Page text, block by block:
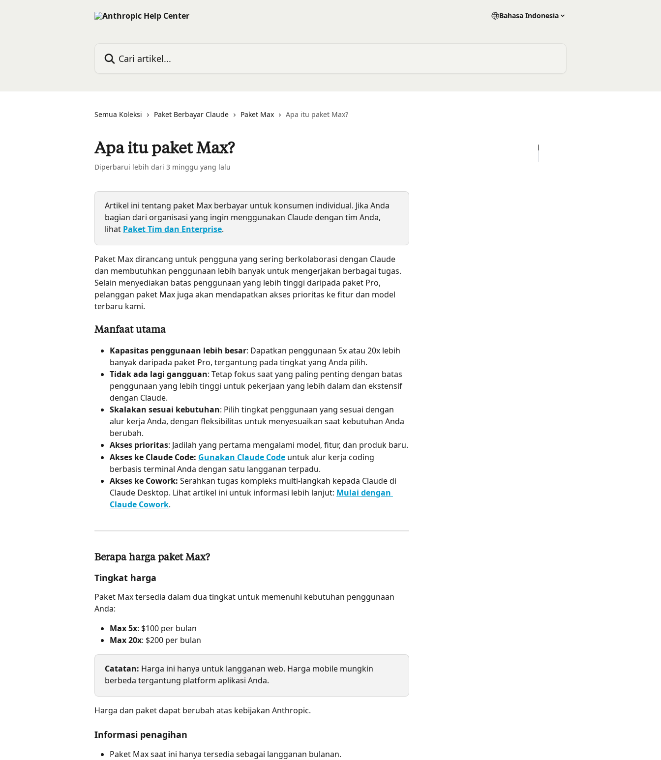
Bahasa Indonesia
Semua Koleksi Paket Berbayar Claude Paket Max Apa itu paket Max?
Apa itu paket Max?
Diperbarui lebih dari 3 minggu yang lalu
Artikel ini tentang paket Max berbayar untuk konsumen individual. Jika Anda
bagian dari organisasi yang ingin menggunakan Claude dengan tim Anda,
lihat Paket Tim dan Enterprise.
Paket Max dirancang untuk pengguna yang sering berkolaborasi dengan Claude
dan membutuhkan penggunaan lebih banyak untuk mengerjakan berbagai tugas.
Selain menyediakan batas penggunaan yang lebih tinggi daripada paket Pro,
pelanggan paket Max juga akan mendapatkan akses prioritas ke fitur dan model
terbaru kami.
Manfaat utama
Kapasitas penggunaan lebih besar: Dapatkan penggunaan 5x atau 20x lebih
banyak daripada paket Pro, tergantung pada tingkat yang Anda pilih.
Tidak ada lagi gangguan: Tetap fokus saat yang paling penting dengan batas
penggunaan yang lebih tinggi untuk pekerjaan yang lebih dalam dan ekstensif
dengan Claude.
Skalakan sesuai kebutuhan: Pilih tingkat penggunaan yang sesuai dengan
alur kerja Anda, dengan fleksibilitas untuk menyesuaikan saat kebutuhan Anda
berubah.
Akses prioritas: Jadilah yang pertama mengalami model, fitur, dan produk baru.
Akses ke Claude Code: Gunakan Claude Code untuk alur kerja coding
berbasis terminal Anda dengan satu langganan terpadu.
Akses ke Cowork: Serahkan tugas kompleks multi-langkah kepada Claude di
Claude Desktop. Lihat artikel ini untuk informasi lebih lanjut: Mulai dengan
Claude Cowork.
Berapa harga paket Max?
Tingkat harga
Paket Max tersedia dalam dua tingkat untuk memenuhi kebutuhan penggunaan
Anda:
Max 5x: $100 per bulan
Max 20x: $200 per bulan
Catatan: Harga ini hanya untuk langganan web. Harga mobile mungkin
berbeda tergantung platform aplikasi Anda.
Harga dan paket dapat berubah atas kebijakan Anthropic.
Informasi penagihan
Paket Max saat ini hanya tersedia sebagai langganan bulanan.